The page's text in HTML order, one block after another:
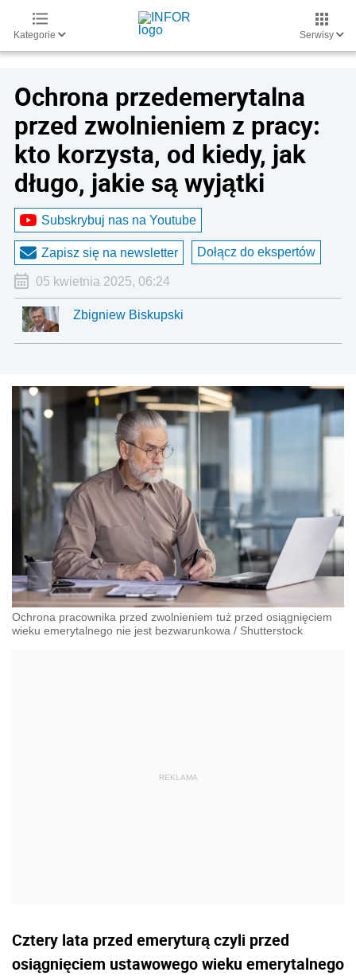
Kategorie Serwisy
Ochrona przedemerytalna
przed zwolnieniem z pracy:
kto korzysta, od kiedy, jak
długo, jakie są wyjątki
Subskrybuj nas na Youtube
Zapisz się na newsletter Dołącz do ekspertów
05 kwietnia 2025, 06:24
Zbigniew Biskupski
Ochrona pracownika przed zwolnieniem tuż przed osiągnięciem
wieku emerytalnego nie jest bezwarunkowa / Shutterstock
Cztery lata przed emeryturą czyli przed
osiągnięciem ustawowego wieku emerytalnego